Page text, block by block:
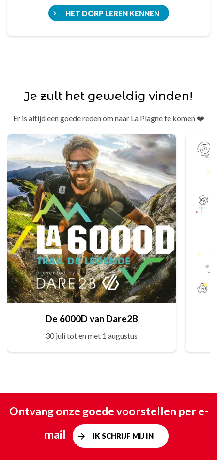
HET DORP LEREN KENNEN
Je zult het geweldig vinden!
Er is altijd een goede reden om naar La Plagne te komen ❤️
De 6000D van Dare2B
30 juli tot en met 1 augustus
Ontvang onze goede voorstellen per e-
mail
IK SCHRIJF MIJ IN